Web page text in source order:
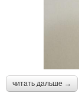
читать дальше →